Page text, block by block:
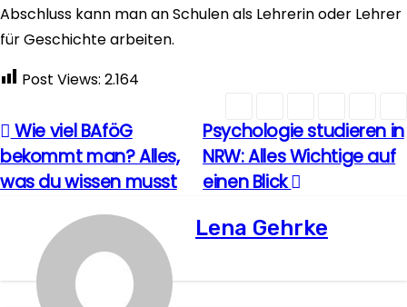
Abschluss kann man an Schulen als Lehrerin oder Lehrer
für Geschichte arbeiten.
Post Views: 2.164
B
e
Psychologie studieren in
NRW: Alles Wichtige auf
einen Blick
Wie viel BAföG
bekommt man? Alles,
was du wissen musst
Lena Gehrke